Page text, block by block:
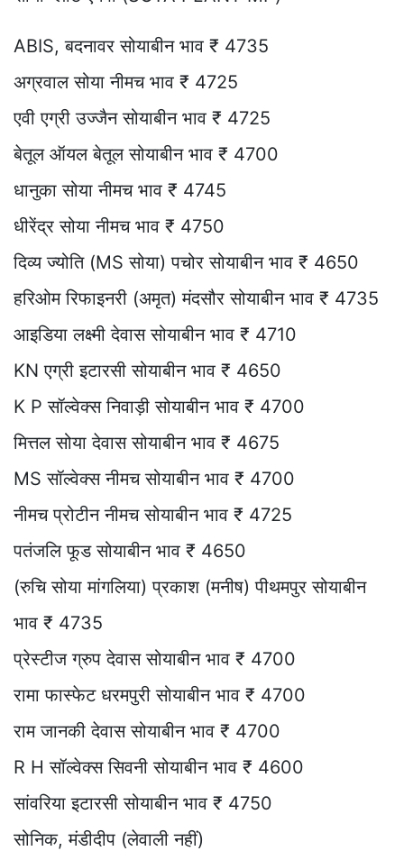
ABIS, बदनावर सोयाबीन भाव ₹ 4735
अग्रवाल सोया नीमच भाव ₹ 4725
एवी एग्री उज्जैन सोयाबीन भाव ₹ 4725
बेतूल ऑयल बेतूल सोयाबीन भाव ₹ 4700
धानुका सोया नीमच भाव ₹ 4745
धीरेंद्र सोया नीमच भाव ₹ 4750
दिव्य ज्योति (MS सोया) पचोर सोयाबीन भाव ₹ 4650
हरिओम रिफाइनरी (अमृत) मंदसौर सोयाबीन भाव ₹ 4735
आइडिया लक्ष्मी देवास सोयाबीन भाव ₹ 4710
KN एग्री इटारसी सोयाबीन भाव ₹ 4650
K P सॉल्वेक्स निवाड़ी सोयाबीन भाव ₹ 4700
मित्तल सोया देवास सोयाबीन भाव ₹ 4675
MS सॉल्वेक्स नीमच सोयाबीन भाव ₹ 4700
नीमच प्रोटीन नीमच सोयाबीन भाव ₹ 4725
पतंजलि फूड सोयाबीन भाव ₹ 4650
(रुचि सोया मांगलिया) प्रकाश (मनीष) पीथमपुर सोयाबीन
भाव ₹ 4735
प्रेस्टीज ग्रुप देवास सोयाबीन भाव ₹ 4700
रामा फास्फेट धरमपुरी सोयाबीन भाव ₹ 4700
राम जानकी देवास सोयाबीन भाव ₹ 4700
R H सॉल्वेक्स सिवनी सोयाबीन भाव ₹ 4600
सांवरिया इटारसी सोयाबीन भाव ₹ 4750
सोनिक, मंडीदीप (लेवाली नहीं)